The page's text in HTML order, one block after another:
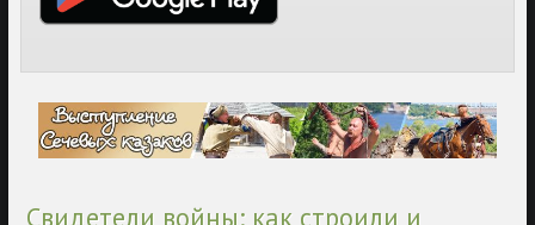
Свидетели войны: как строили и